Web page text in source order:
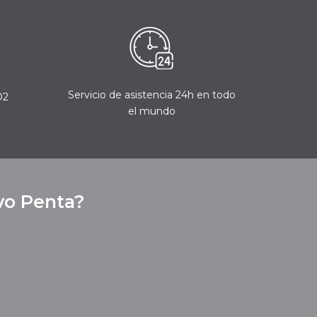
Servicio de asistencia 24h en todo
el mundo
Penta?